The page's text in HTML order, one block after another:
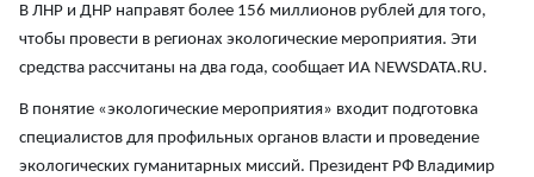
В ЛНР и ДНР направят более 156 миллионов рублей для того,
чтобы провести в регионах экологические мероприятия. Эти
средства рассчитаны на два года, сообщает ИА NEWSDATA.RU.
В понятие «экологические мероприятия» входит подготовка
специалистов для профильных органов власти и проведение
экологических гуманитарных миссий. Президент РФ Владимир